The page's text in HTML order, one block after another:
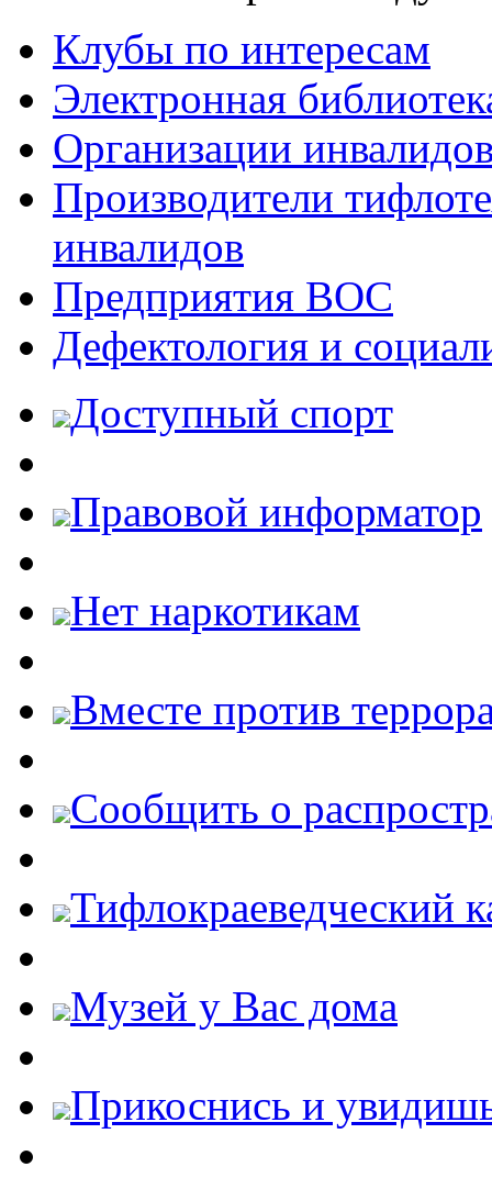
Клубы по интересам
Электронная
Организации
Производители
инвалидов
Предприятия ВОС
Дефектология и
Доступный спорт
Правовой информатор
Нет наркотикам
Вместе против
Cообщить о
Тифлокраеведческий
Музей у Вас дома
Прикоснись и